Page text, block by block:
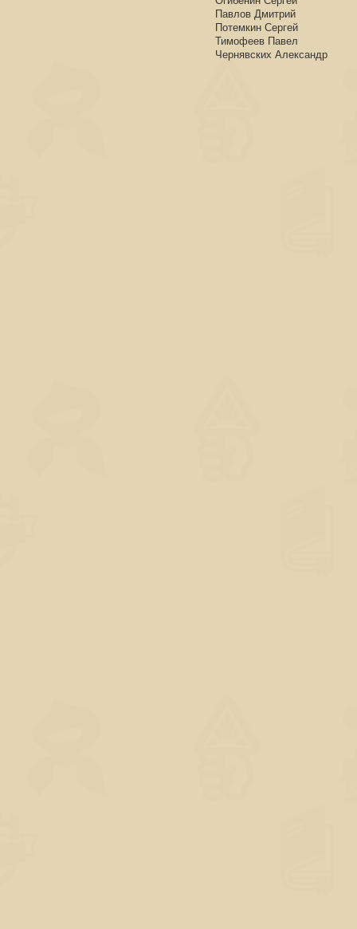
Павлов Дмитрий
Потемкин Сергей
Тимофеев Павел
Чернявских Александр